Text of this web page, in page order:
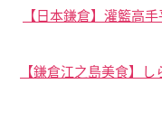
【日本鎌倉】灌籃高
【鎌倉江之島美食】